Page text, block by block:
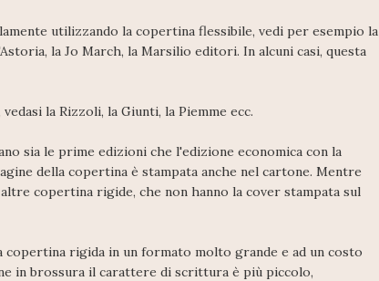
utilizzando la copertina flessibile, vedi per esempio la
la Jo March, la Marsilio editori. In alcuni casi, questa
la Rizzoli, la Giunti, la Piemme ecc.
sia le prime edizioni che l'edizione economica con la
della copertina è stampata anche nel cartone. Mentre
copertina rigide, che non hanno la cover stampata sul
rigida in un formato molto grande e ad un costo
in brossura il carattere di scrittura è più piccolo,